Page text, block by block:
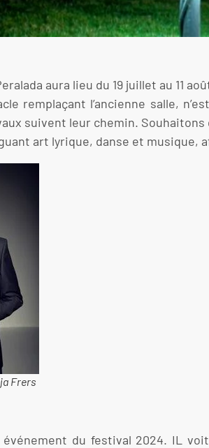
aura lieu du 19 juillet au 11
remplaçant l’ancienne salle,
suivent leur chemin. Souhaitons
art lyrique, danse et
Frers
événement du festival 2024. IL